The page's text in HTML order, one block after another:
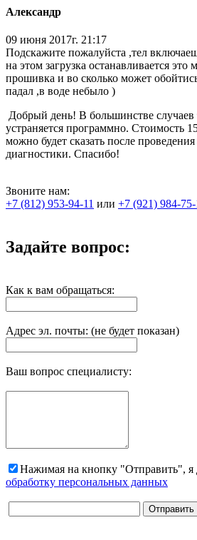
Александр
09 июня 2017г. 21:17
Подскажите пожалуйста ,тел
на этом загрузка останавливается это
прошивка и во сколько может
падал ,в воде небыло )
Добрый день! В большинстве случаев
устраняется программно. Стоимость
можно будет сказать после
диагностики. Спасибо!
Звоните нам:
+7 (812) 953-94-11 или +7 (921) 984-
Задайте вопрос:
Как к вам обращаться:
Адрес эл. почты: (не будет показан)
Ваш вопрос специалисту:
Нажимая на кнопку "Отправить", я
обработку персональных данных